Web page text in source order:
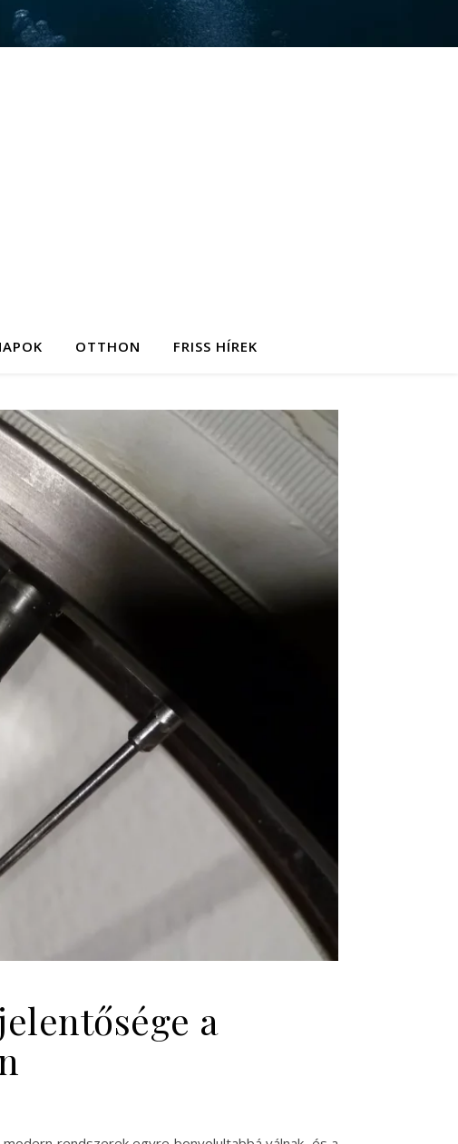
OTTHON FRISS HÍREK
a